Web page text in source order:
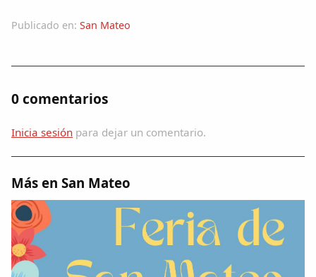
Dichos
Cancionero Local
Peñas
La palra
Publicado en: San Mateo
0 comentarios
Inicia sesión para dejar un comentario.
Más en San Mateo